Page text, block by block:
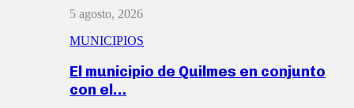
5 agosto, 2026
MUNICIPIOS
El municipio de Quilmes en conjunto
con el…